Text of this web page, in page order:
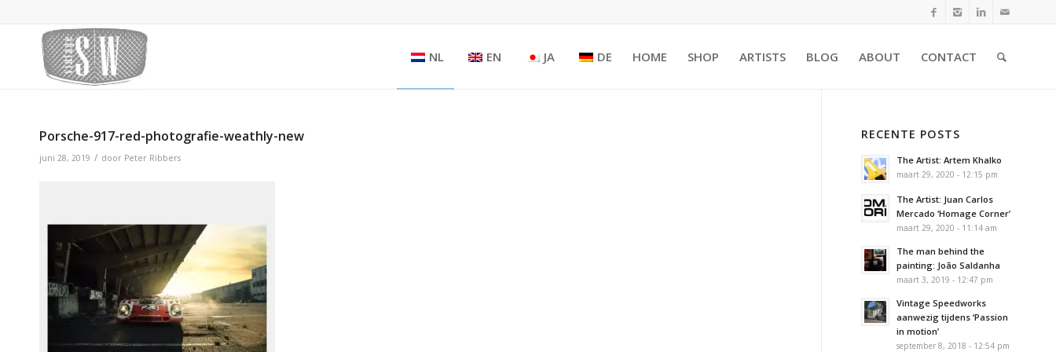
NL EN JA DE HOME SHOP ARTISTS BLOG ABOUT CONTACT
Porsche-917-red-photografie-weathly-new
juni 28, 2019 / door Peter Ribbers
RECENTE POSTS
The Artist: Artem Khalko
maart 29, 2020 - 12:15 pm
The Artist: Juan Carlos
Mercado ‘Homage Corner’
maart 29, 2020 - 11:14 am
The man behind the
painting: João Saldanha
maart 3, 2019 - 12:47 pm
Vintage Speedworks
aanwezig tijdens ‘Passion
in motion’
september 8, 2018 - 12:54 pm